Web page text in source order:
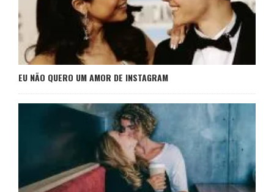
EU NÃO QUERO UM AMOR DE INSTAGRAM